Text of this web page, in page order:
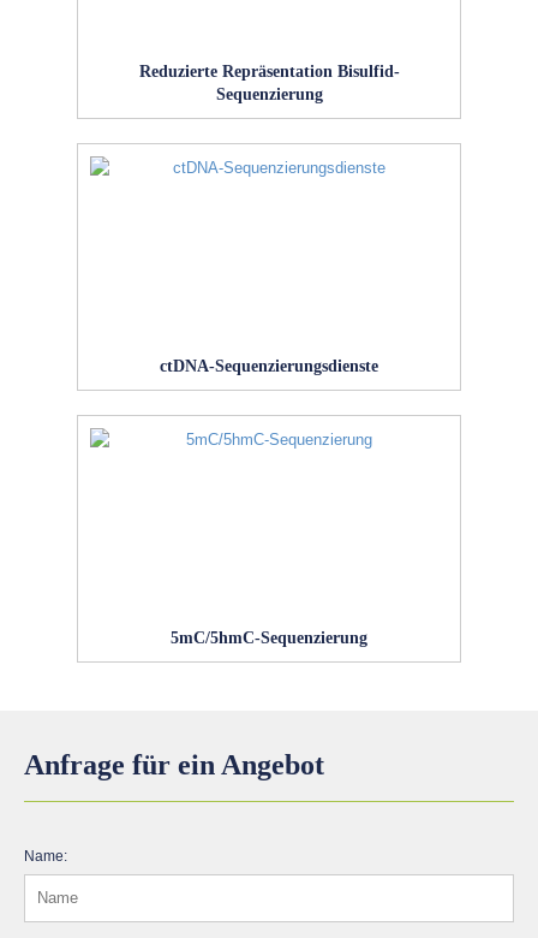
Reduzierte Repräsentation Bisulfid-
Sequenzierung
ctDNA-Sequenzierungsdienste
5mC/5hmC-Sequenzierung
Anfrage für ein Angebot
Name: